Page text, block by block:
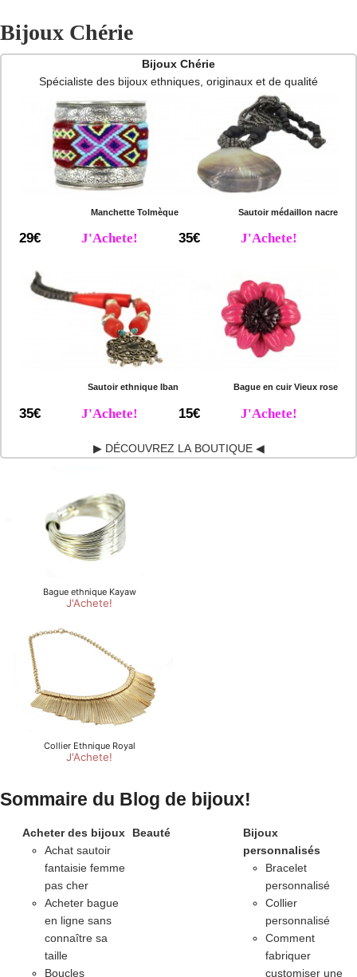
Bijoux Chérie
Bijoux Chérie
Spécialiste des bijoux ethniques, originaux et de qualité
Manchette Tolmèque
29€ J'Achete!
Sautoir médaillon nacre
35€ J'Achete!
Sautoir ethnique Iban
35€ J'Achete!
Bague en cuir Vieux rose
15€ J'Achete!
▶ DÉCOUVREZ LA BOUTIQUE ◀
Sommaire du Blog de bijoux!
Acheter des bijoux
Achat sautoir
fantaisie femme
pas cher
Acheter bague
en ligne sans
connaître sa
taille
Boucles
Beauté
Bijoux
personnalisés
Bracelet
personnalisé
Collier
personnalisé
Comment
fabriquer
customiser une